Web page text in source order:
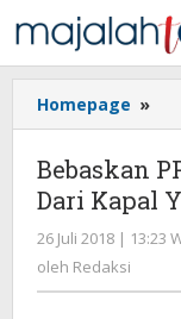
ke
konten
Homepage »
Bebaskan
Dari Kapal
26 Juli 2018 | 13:23
oleh Redaksi